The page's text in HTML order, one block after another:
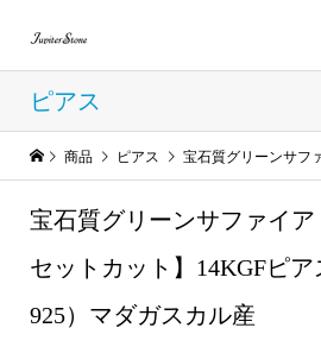
ピアス
商品 ピアス 宝石質グリーンサファイア【ラウンドファセッ
宝石質グリーンサファイ
セットカット】14KGFピ
925）マダガスカル産